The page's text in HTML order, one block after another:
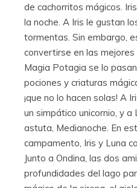
de cachorritos mágicos.
la noche. A Iris le gustan
tormentas. Sin embargo,
convertirse en las mejores
Magia Potagia se lo
pociones y criaturas
¡que no lo hacen solas! A
un simpático unicornio, y
astuta, Medianoche. En
campamento, Iris y Luna
Junto a Ondina, las dos
profundidades del lago